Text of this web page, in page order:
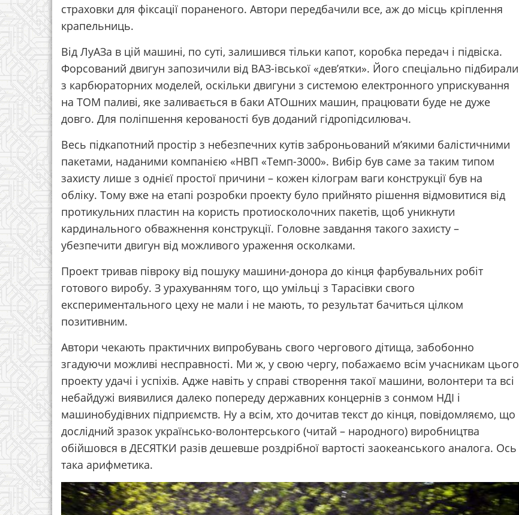
страховки для фіксації пораненого. Автори передбачили все, аж до місць кріплення
крапельниць.
Від ЛуАЗа в цій машині, по суті, залишився тільки капот, коробка передач і підвіска.
Форсований двигун запозичили від ВАЗ-івської «дев’ятки». Його спеціально підбирали
з карбюраторних моделей, оскільки двигуни з системою електронного уприскування
на ТОМ паливі, яке заливається в баки АТОшних машин, працювати буде не дуже
довго. Для поліпшення керованості був доданий гідропідсилювач.
Весь підкапотний простір з небезпечних кутів заброньований м’якими балістичними
пакетами, наданими компанією «НВП «Темп-3000». Вибір був саме за таким типом
захисту лише з однієї простої причини – кожен кілограм ваги конструкції був на
обліку. Тому вже на етапі розробки проекту було прийнято рішення відмовитися від
протикульних пластин на користь протиосколочних пакетів, щоб уникнути
кардинального обважнення конструкції. Головне завдання такого захисту –
убезпечити двигун від можливого ураження осколками.
Проект тривав півроку від пошуку машини-донора до кінця фарбувальних робіт
готового виробу. З урахуванням того, що умільці з Тарасівки свого
експериментального цеху не мали і не мають, то результат бачиться цілком
позитивним.
Автори чекають практичних випробувань свого чергового дітища, забобонно
згадуючи можливі несправності. Ми ж, у свою чергу, побажаємо всім учасникам цього
проекту удачі і успіхів. Адже навіть у справі створення такої машини, волонтери та всі
небайдужі виявилися далеко попереду державних концернів з сонмом НДІ і
машинобудівних підприємств. Ну а всім, хто дочитав текст до кінця, повідомляємо, що
дослідний зразок українсько-волонтерського (читай – народного) виробництва
обійшовся в ДЕСЯТКИ разів дешевше роздрібної вартості заокеанського аналога. Ось
така арифметика.